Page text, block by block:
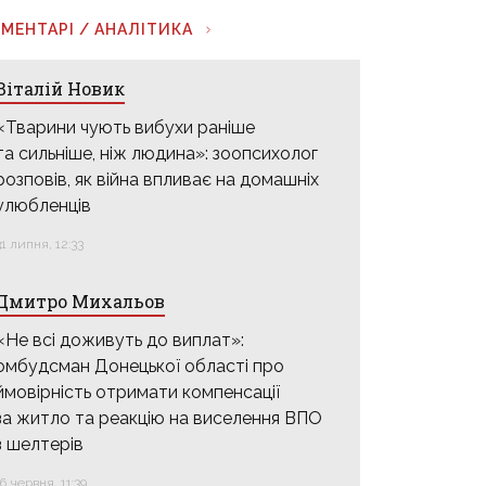
/ АНАЛІТИКА
Новик
чують вибухи раніше
сильніше, ніж людина»: зоопсихолог
як війна впливає на домашніх
липня, 12:33
Михальов
всі доживуть до виплат»:
Донецької області про
отримати компенсації
житло та реакцію на виселення ВПО
шелтерів
червня, 11:39